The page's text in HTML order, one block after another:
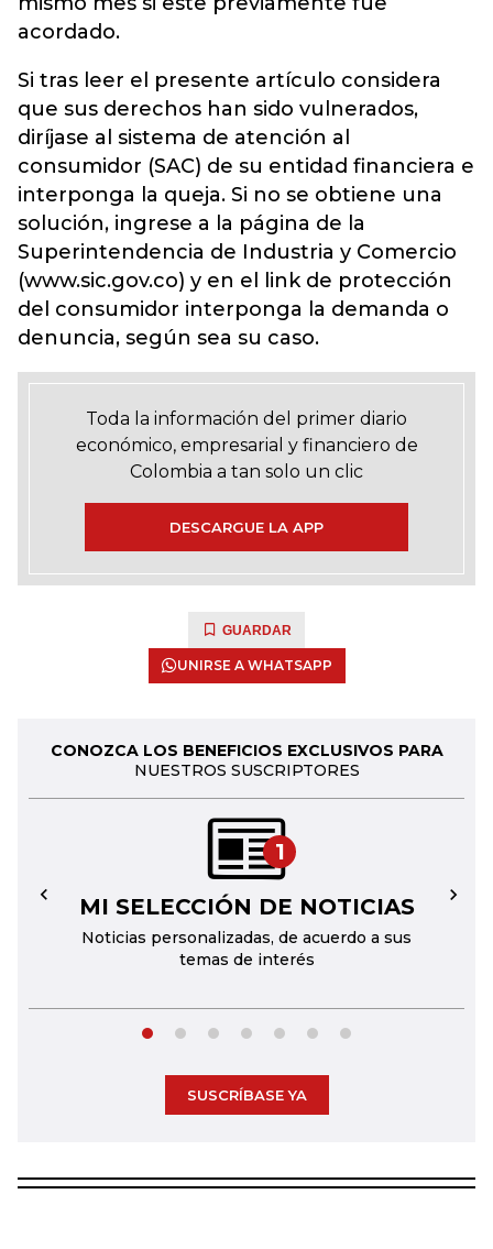
acordado.
Si tras leer el presente artículo considera
que sus derechos han sido vulnerados,
diríjase al sistema de atención al
consumidor (SAC) de su entidad financiera e
interponga la queja. Si no se obtiene una
solución, ingrese a la página de la
Superintendencia de Industria y Comercio
(www.sic.gov.co) y en el link de protección
del consumidor interponga la demanda o
denuncia, según sea su caso.
Toda la información del primer diario
económico, empresarial y financiero de
Colombia a tan solo un clic
DESCARGUE LA APP
GUARDAR
UNIRSE A WHATSAPP
CONOZCA LOS BENEFICIOS EXCLUSIVOS PARA
NUESTROS SUSCRIPTORES
1
MI SELECCIÓN DE NOTICIAS
Noticias personalizadas, de acuerdo a sus
temas de interés
← →
SUSCRÍBASE YA